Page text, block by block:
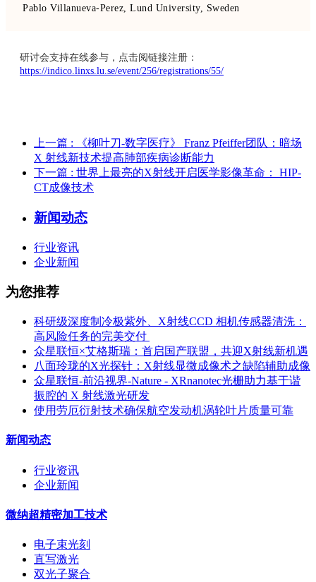
Pablo Villanueva-Perez, Lund University, Sweden
研讨会支持在线参与，点击阅链接注册：
https://indico.linxs.lu.se/event/256/registrations/55/
上一篇 : 《柳叶刀-数字医疗》 Franz Pfeiffer团队：暗场
X 射线新技术提高肺部疾病诊断能力
下一篇 : 世界上最亮的X射线开启医学影像革命： HIP-
CT成像技术
新闻动态
行业资讯
企业新闻
为您推荐
科研级深度制冷极紫外、X射线CCD 相机传感器清洗：
高风险任务的完美交付 ​
众星联恒×艾格斯瑞：首启国产联盟，共迎X射线新机遇
八面玲珑的X光探针：X射线显微成像术之缺陷辅助成像
众星联恒-前沿视界-Nature - XRnanotec光栅助力基于谐
振腔的 X 射线激光研发
使用劳厄衍射技术确保航空发动机涡轮叶片质量可靠
新闻动态
行业资讯
企业新闻
微纳超精密加工技术
电子束光刻
直写激光
双光子聚合